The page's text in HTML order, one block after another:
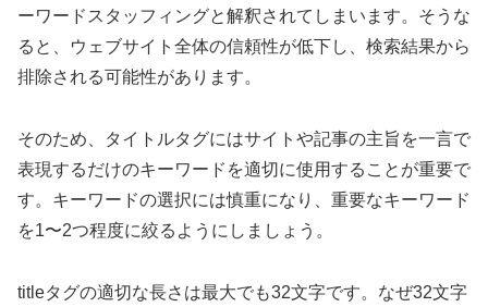
ーワードスタッフィングと解釈されてしまいます。そうな
ると、ウェブサイト全体の信頼性が低下し、検索結果から
排除される可能性があります。
そのため、タイトルタグにはサイトや記事の主旨を一言で
表現するだけのキーワードを適切に使用することが重要で
す。キーワードの選択には慎重になり、重要なキーワード
を1〜2つ程度に絞るようにしましょう。
titleタグの適切な長さは最大でも32文字です。なぜ32文字